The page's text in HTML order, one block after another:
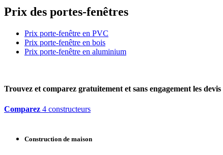
Prix des portes-fenêtres
Prix porte-fenêtre en PVC
Prix porte-fenêtre en bois
Prix porte-fenêtre en aluminium
Trouvez et comparez gratuitement et sans engagement les
Comparez 4 constructeurs
Construction de maison